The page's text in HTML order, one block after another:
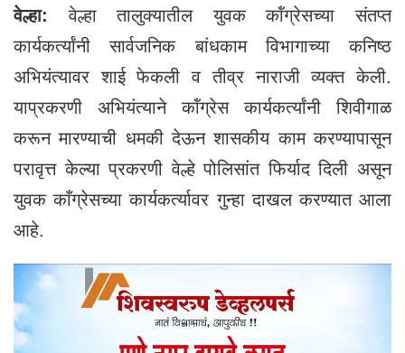
वेल्हा: वेल्हा तालुक्यातील युवक कॉंग्रेसच्या संतप्त
कार्यकर्त्यांनी सार्वजनिक बांधकाम विभागाच्या कनिष्ठ
अभियंत्यावर शाई फेकली व तीव्र नाराजी व्यक्त केली.
याप्रकरणी अभियंत्याने कॉंग्रेस कार्यकर्त्यांनी शिवीगाळ
करून मारण्याची धमकी देऊन शासकीय काम करण्यापासून
परावृत्त केल्या प्रकरणी वेल्हे पोलिसांत फिर्याद दिली असून
युवक काँग्रेसच्या कार्यकर्त्यावर गुन्हा दाखल करण्यात आला
आहे.